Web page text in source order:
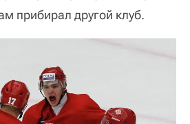
прибирал другой клуб.